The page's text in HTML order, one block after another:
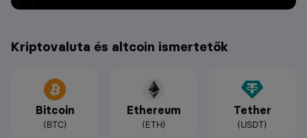
Kriptovaluta és altcoin ismertetők
Bitcoin
(BTC)
Ethereum
(ETH)
Tether
(USDT)